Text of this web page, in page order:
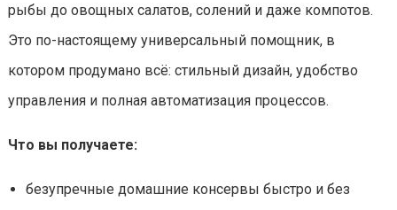
рыбы до овощных салатов, солений и даже компотов.
Это по-настоящему универсальный помощник, в
котором продумано всё: стильный дизайн, удобство
управления и полная автоматизация процессов.
Что вы получаете:
безупречные домашние консервы быстро и без